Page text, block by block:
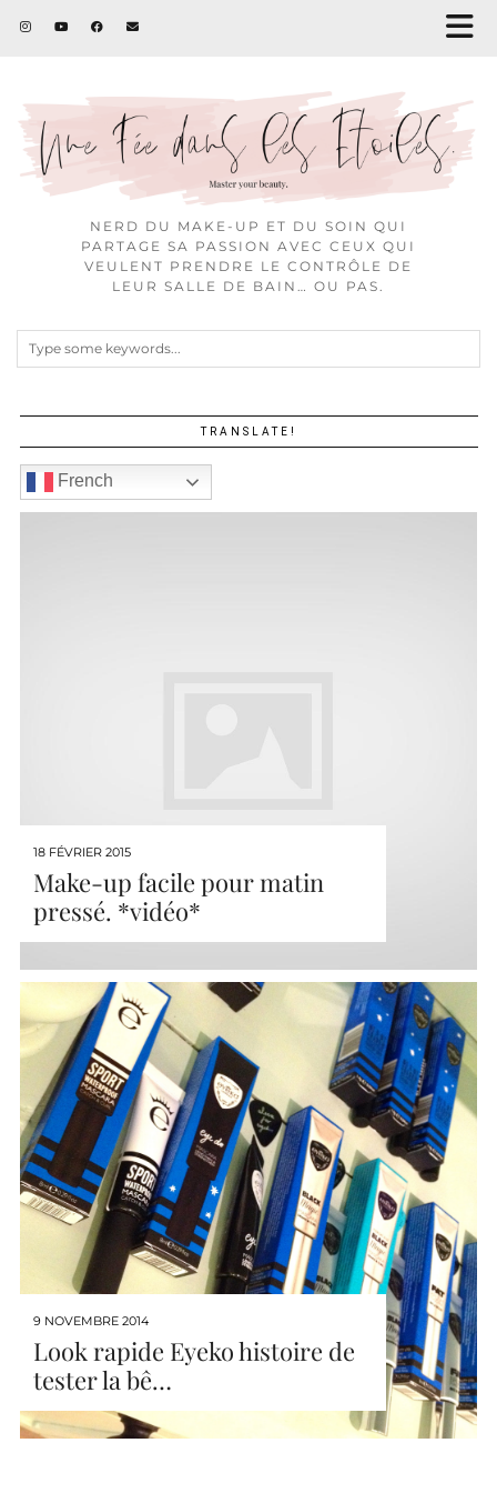
NERD DU MAKE-UP ET DU SOIN QUI
PARTAGE SA PASSION AVEC CEUX QUI
VEULENT PRENDRE LE CONTRÔLE DE
LEUR SALLE DE BAIN… OU PAS.
TRANSLATE!
French
18 FÉVRIER 2015
Make-up facile pour matin
pressé. *vidéo*
9 NOVEMBRE 2014
Look rapide Eyeko histoire de
tester la bê…